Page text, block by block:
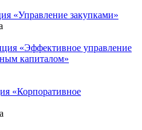
«Управление закупками»
«Эффективное управление
капиталом»
«Корпоративное